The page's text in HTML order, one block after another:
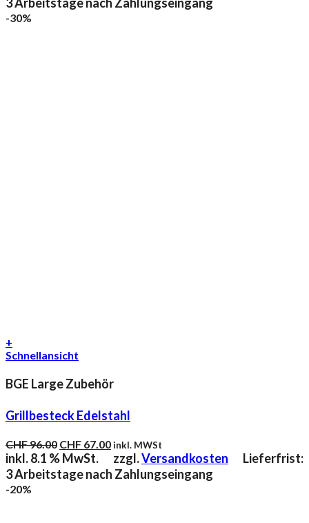
CHF 889.00CHF 711.00.
-30%
+
Schnellansicht
BGE Large Zubehör
Grillbesteck Edelstahl
CHF96.00 Ursprünglicher
Preis
war:
CHF 96.00
CHF 67.00Aktueller
Preis
ist:
CHF 67.00.
inkl. MWSt
inkl. 8.1 % MwSt. zzgl.Versandkosten
Lieferfrist:
3 Arbeitstage nach Zahlungseingang
-20%